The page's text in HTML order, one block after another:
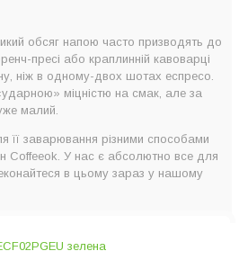
обсяг напою часто призводять до
пресі або краплинній кавоварці
ніж в одному-двох шотах еспресо.
міцністю на смак, але за
малий.
її заварювання різними способами
Coffeeok. У нас є абсолютно все для
в цьому зараз у нашому